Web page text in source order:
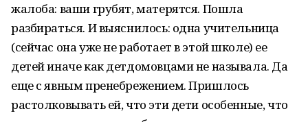
жалоба: ваши грубят, матерятся. Пошла
разбираться. И выяснилось: одна учительница
(сейчас она уже не работает в этой школе) ее
детей иначе как детдомовцами не называла. Да
еще с явным пренебрежением. Пришлось
растолковывать ей, что эти дети особенные, что